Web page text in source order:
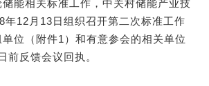
能相关标准工作，中关村储能产业技
年12月13日组织召开第二次标准工作
位（附件1）和有意参会的相关单位
前反馈会议回执。